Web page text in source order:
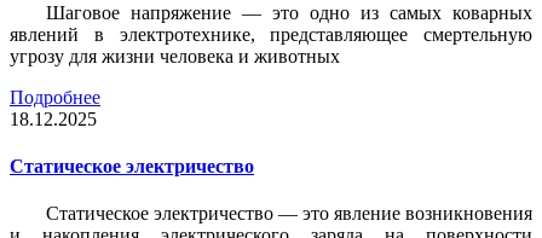
Шаговое напряжение — это одно из самых коварных
явлений в электротехнике, представляющее смертельную
угрозу для жизни человека и животных
Подробнее
18.12.2025
Статическое электричество
Статическое электричество — это явление возникновения